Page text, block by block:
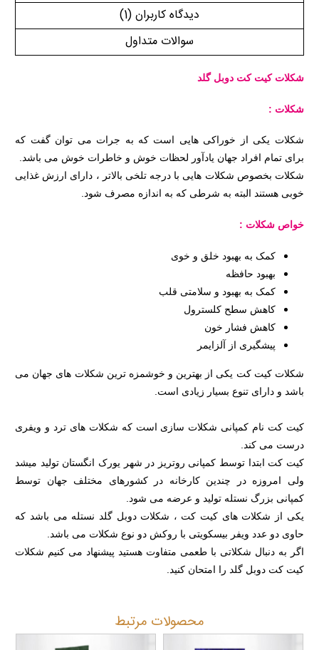
دیدگاه کاربران(1)
سوالات متداول
شکلات کیت کت دوبل گلد
شکلات :
شکلات یکی از خوراکی هایی است که به جرات می توان گفت که
برای تمام افراد جهان یادآور لحظات خوش و خاطرات خوش می باشد.
شکلات بخصوص شکلات هایی با درجه تلخی بالاتر ، دارای ارزش غذایی
خوبی هستند البته به شرطی که به اندازه مصرف شود.
خواص شکلات :
کمک به بهبود خلق و خوی
بهبود حافظه
کمک به بهبود و سلامتی قلب
کاهش سطح کلسترول
کاهش فشار خون
پیشگیری از آلزایمر
شکلات کیت کت یکی از بهترین و خوشمزه ترین شکلات های جهان می
باشد و دارای تنوع بسیار زیادی است.
کیت کت نام کمپانی شکلات سازی است که شکلات های ترد و ویفری
درست می کند.
کیت کت ابتدا توسط کمپانی روتریز در شهر یورک انگستان تولید میشد
ولی امروزه در چندین کارخانه در کشورهای مختلف جهان توسط
کمپانی بزرگ نستله تولید و عرضه می شود.
یکی از شکلات های کیت کت ، شکلات دوبل گلد نستله می باشد که
حاوی دو عدد ویفر بیسکویتی با روکش دو نوع شکلات می باشد.
اگر به دنبال شکلاتی با طعمی متفاوت هستید پیشنهاد می کنیم شکلات
کیت کت دوبل گلد را امتحان کنید.
محصولات مرتبط